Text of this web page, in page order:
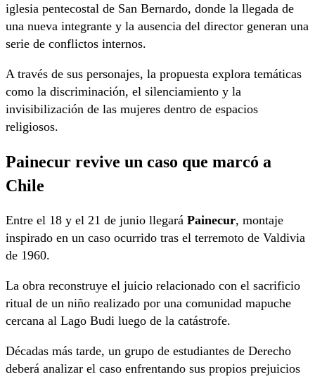
iglesia pentecostal de San Bernardo, donde la llegada de
una nueva integrante y la ausencia del director generan una
serie de conflictos internos.
A través de sus personajes, la propuesta explora temáticas
como la discriminación, el silenciamiento y la
invisibilización de las mujeres dentro de espacios
religiosos.
Painecur revive un caso que marcó a
Chile
Entre el 18 y el 21 de junio llegará Painecur, montaje
inspirado en un caso ocurrido tras el terremoto de Valdivia
de 1960.
La obra reconstruye el juicio relacionado con el sacrificio
ritual de un niño realizado por una comunidad mapuche
cercana al Lago Budi luego de la catástrofe.
Décadas más tarde, un grupo de estudiantes de Derecho
deberá analizar el caso enfrentando sus propios prejuicios